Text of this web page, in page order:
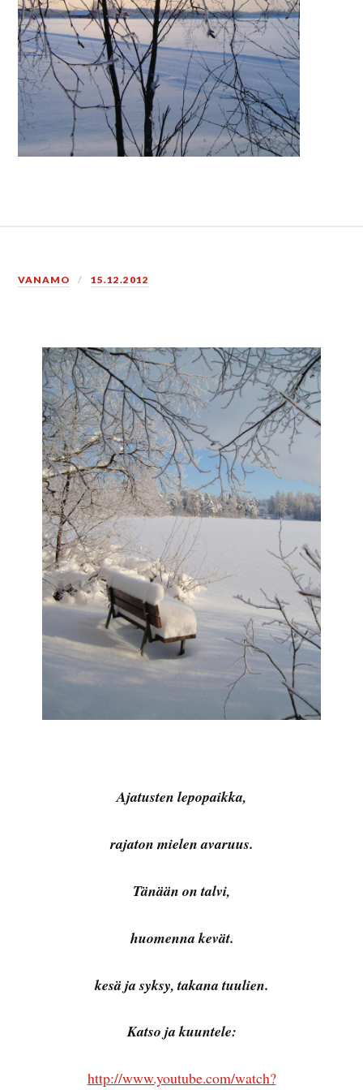
VANAMO 15.12.2012
Ajatusten lepopaikka,
rajaton mielen avaruus.
Tänään on talvi,
huomenna kevät.
kesä ja syksy, takana tuulien.
Katso ja kuuntele:
http://www.youtube.com/watch?